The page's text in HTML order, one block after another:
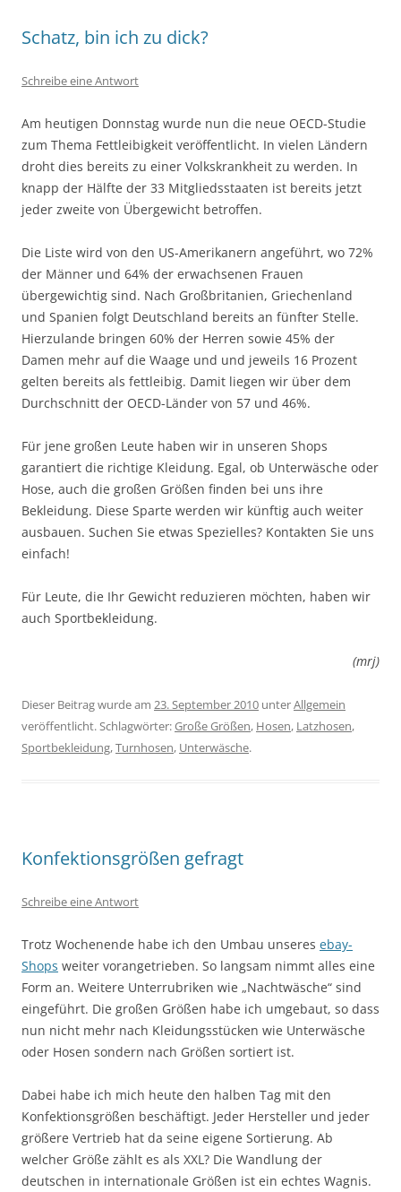
Schatz, bin ich zu dick?
Schreibe eine Antwort
Am heutigen Donnstag wurde nun die neue OECD-Studie
zum Thema Fettleibigkeit veröffentlicht. In vielen Ländern
droht dies bereits zu einer Volkskrankheit zu werden. In
knapp der Hälfte der 33 Mitgliedsstaaten ist bereits jetzt
jeder zweite von Übergewicht betroffen.
Die Liste wird von den US-Amerikanern angeführt, wo 72%
der Männer und 64% der erwachsenen Frauen
übergewichtig sind. Nach Großbritanien, Griechenland
und Spanien folgt Deutschland bereits an fünfter Stelle.
Hierzulande bringen 60% der Herren sowie 45% der
Damen mehr auf die Waage und und jeweils 16 Prozent
gelten bereits als fettleibig. Damit liegen wir über dem
Durchschnitt der OECD-Länder von 57 und 46%.
Für jene großen Leute haben wir in unseren Shops
garantiert die richtige Kleidung. Egal, ob Unterwäsche oder
Hose, auch die großen Größen finden bei uns ihre
Bekleidung. Diese Sparte werden wir künftig auch weiter
ausbauen. Suchen Sie etwas Spezielles? Kontakten Sie uns
einfach!
Für Leute, die Ihr Gewicht reduzieren möchten, haben wir
auch Sportbekleidung.
(mrj)
Dieser Beitrag wurde am 23. September 2010 unterAllgemein
veröffentlicht. Schlagwörter:Große Größen, Hosen, Latzhosen,
Sportbekleidung,Turnhosen, Unterwäsche.
Konfektionsgrößen gefragt
Schreibe eine Antwort
Trotz Wochenende habe ich den Umbau unseres ebay-
Shops weiter vorangetrieben. So langsam nimmt alles eine
Form an. Weitere Unterrubriken wie „Nachtwäsche“ sind
eingeführt. Die großen Größen habe ich umgebaut, so dass
nun nicht mehr nach Kleidungsstücken wie Unterwäsche
oder Hosen sondern nach Größen sortiert ist.
Dabei habe ich mich heute den halben Tag mit den
Konfektionsgrößen beschäftigt. Jeder Hersteller und jeder
größere Vertrieb hat da seine eigene Sortierung. Ab
welcher Größe zählt es als XXL? Die Wandlung der
deutschen in internationale Größen ist ein echtes Wagnis.